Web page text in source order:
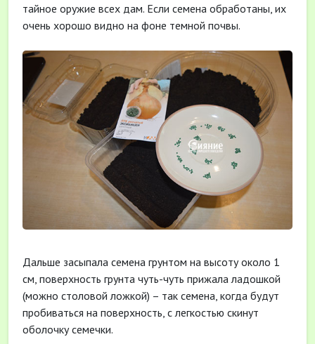
тайное оружие всех дам. Если семена обработаны, их
очень хорошо видно на фоне темной почвы.
Дальше засыпала семена грунтом на высоту около 1
см, поверхность грунта чуть-чуть прижала ладошкой
(можно столовой ложкой) – так семена, когда будут
пробиваться на поверхность, с легкостью скинут
оболочку семечки.